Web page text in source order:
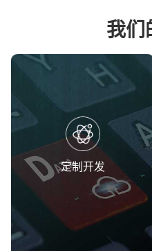
我们
定制开发
多年小程序定制开发经验，充
分满足客户个性化需求。